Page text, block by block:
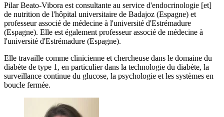
Pilar Beato-Vibora est consultante au service d'endocrinologie [et]
de nutrition de l'hôpital universitaire de Badajoz (Espagne) et
professeur associé de médecine à l'université d'Estrémadure
(Espagne). Elle est également professeur associé de médecine à
l'université d'Estrémadure (Espagne).
Elle travaille comme clinicienne et chercheuse dans le domaine du
diabète de type 1, en particulier dans la technologie du diabète, la
surveillance continue du glucose, la psychologie et les systèmes en
boucle fermée.